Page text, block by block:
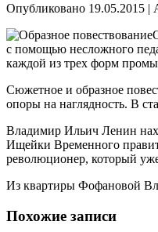
Опубликовано 19.05.2015 |
с помощью несложного
каждой из трех форм
Сюжетное и образное
опоры на наглядность. В
Владимир Ильич Ленин
Ищейки Временного
революционер, который
Из квартиры Фофановой
Похожие записи